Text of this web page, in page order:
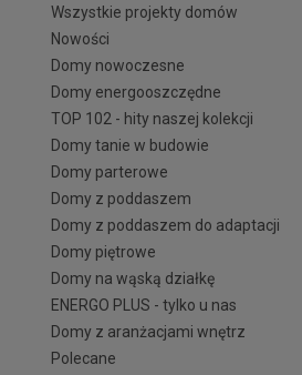
Wszystkie projekty domów
Nowości
Domy nowoczesne
Domy energooszczędne
TOP 102 - hity naszej kolekcji
Domy tanie w budowie
Domy parterowe
Domy z poddaszem
Domy z poddaszem do adaptacji
Domy piętrowe
Domy na wąską działkę
ENERGO PLUS - tylko u nas
Domy z aranżacjami wnętrz
Polecane